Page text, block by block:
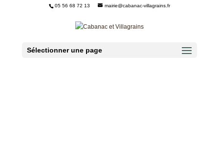
05 56 68 72 13 mairie@cabanac-villagrains.fr
Sélectionner une page